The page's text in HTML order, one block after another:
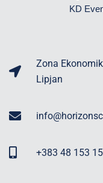
KD
Zona
Lipjan
+383 48 153